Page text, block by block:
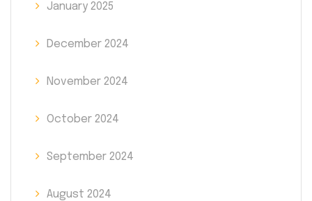
January 2025
December 2024
November 2024
October 2024
September 2024
August 2024